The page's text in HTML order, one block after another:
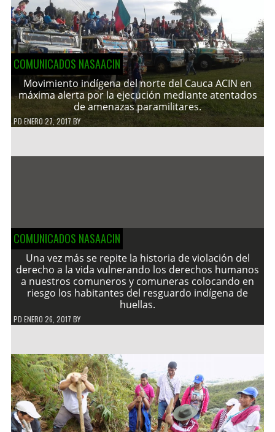
COMUNICADOS NASAACIN
Movimiento indígena del norte del Cauca ACIN en
máxima alerta por la ejecución mediante atentados
de amenazas paramilitares.
PDENERO 27, 2017 BY
COMUNICADOS NASAACIN
Una vez más se repite la historia de violación del
derecho a la vida vulnerando los derechos humanos
a nuestros comuneros y comuneras colocando en
riesgo los habitantes del resguardo indígena de
huellas.
PD ENERO 26, 2017 BY